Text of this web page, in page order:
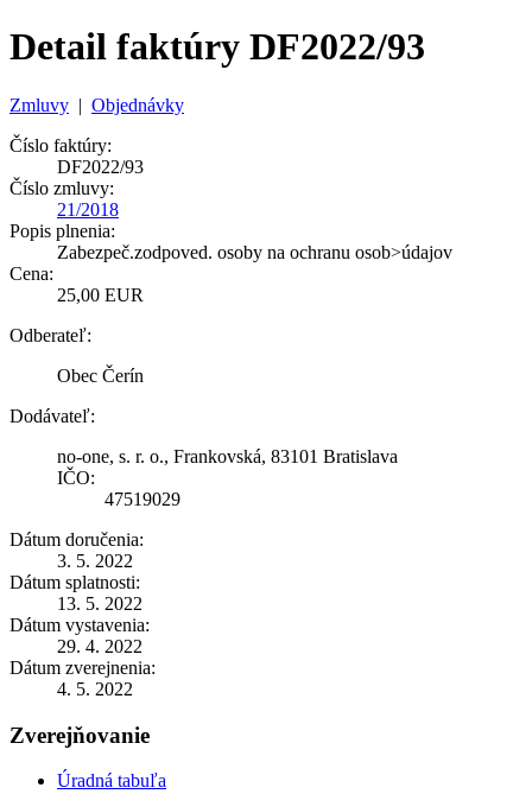
Detail faktúry DF2022/93
Zmluvy | Objednávky
Číslo faktúry:
DF2022/93
Číslo zmluvy:
21/2018
Popis plnenia:
Zabezpeč.zodpoved. osoby na ochranu osob>údajov
Cena:
25,00 EUR
Odberateľ:
Obec Čerín
Dodávateľ:
no-one, s. r. o., Frankovská, 83101 Bratislava
IČO:
47519029
Dátum doručenia:
3. 5. 2022
Dátum splatnosti:
13. 5. 2022
Dátum vystavenia:
29. 4. 2022
Dátum zverejnenia:
4. 5. 2022
Zverejňovanie
Úradná tabuľa